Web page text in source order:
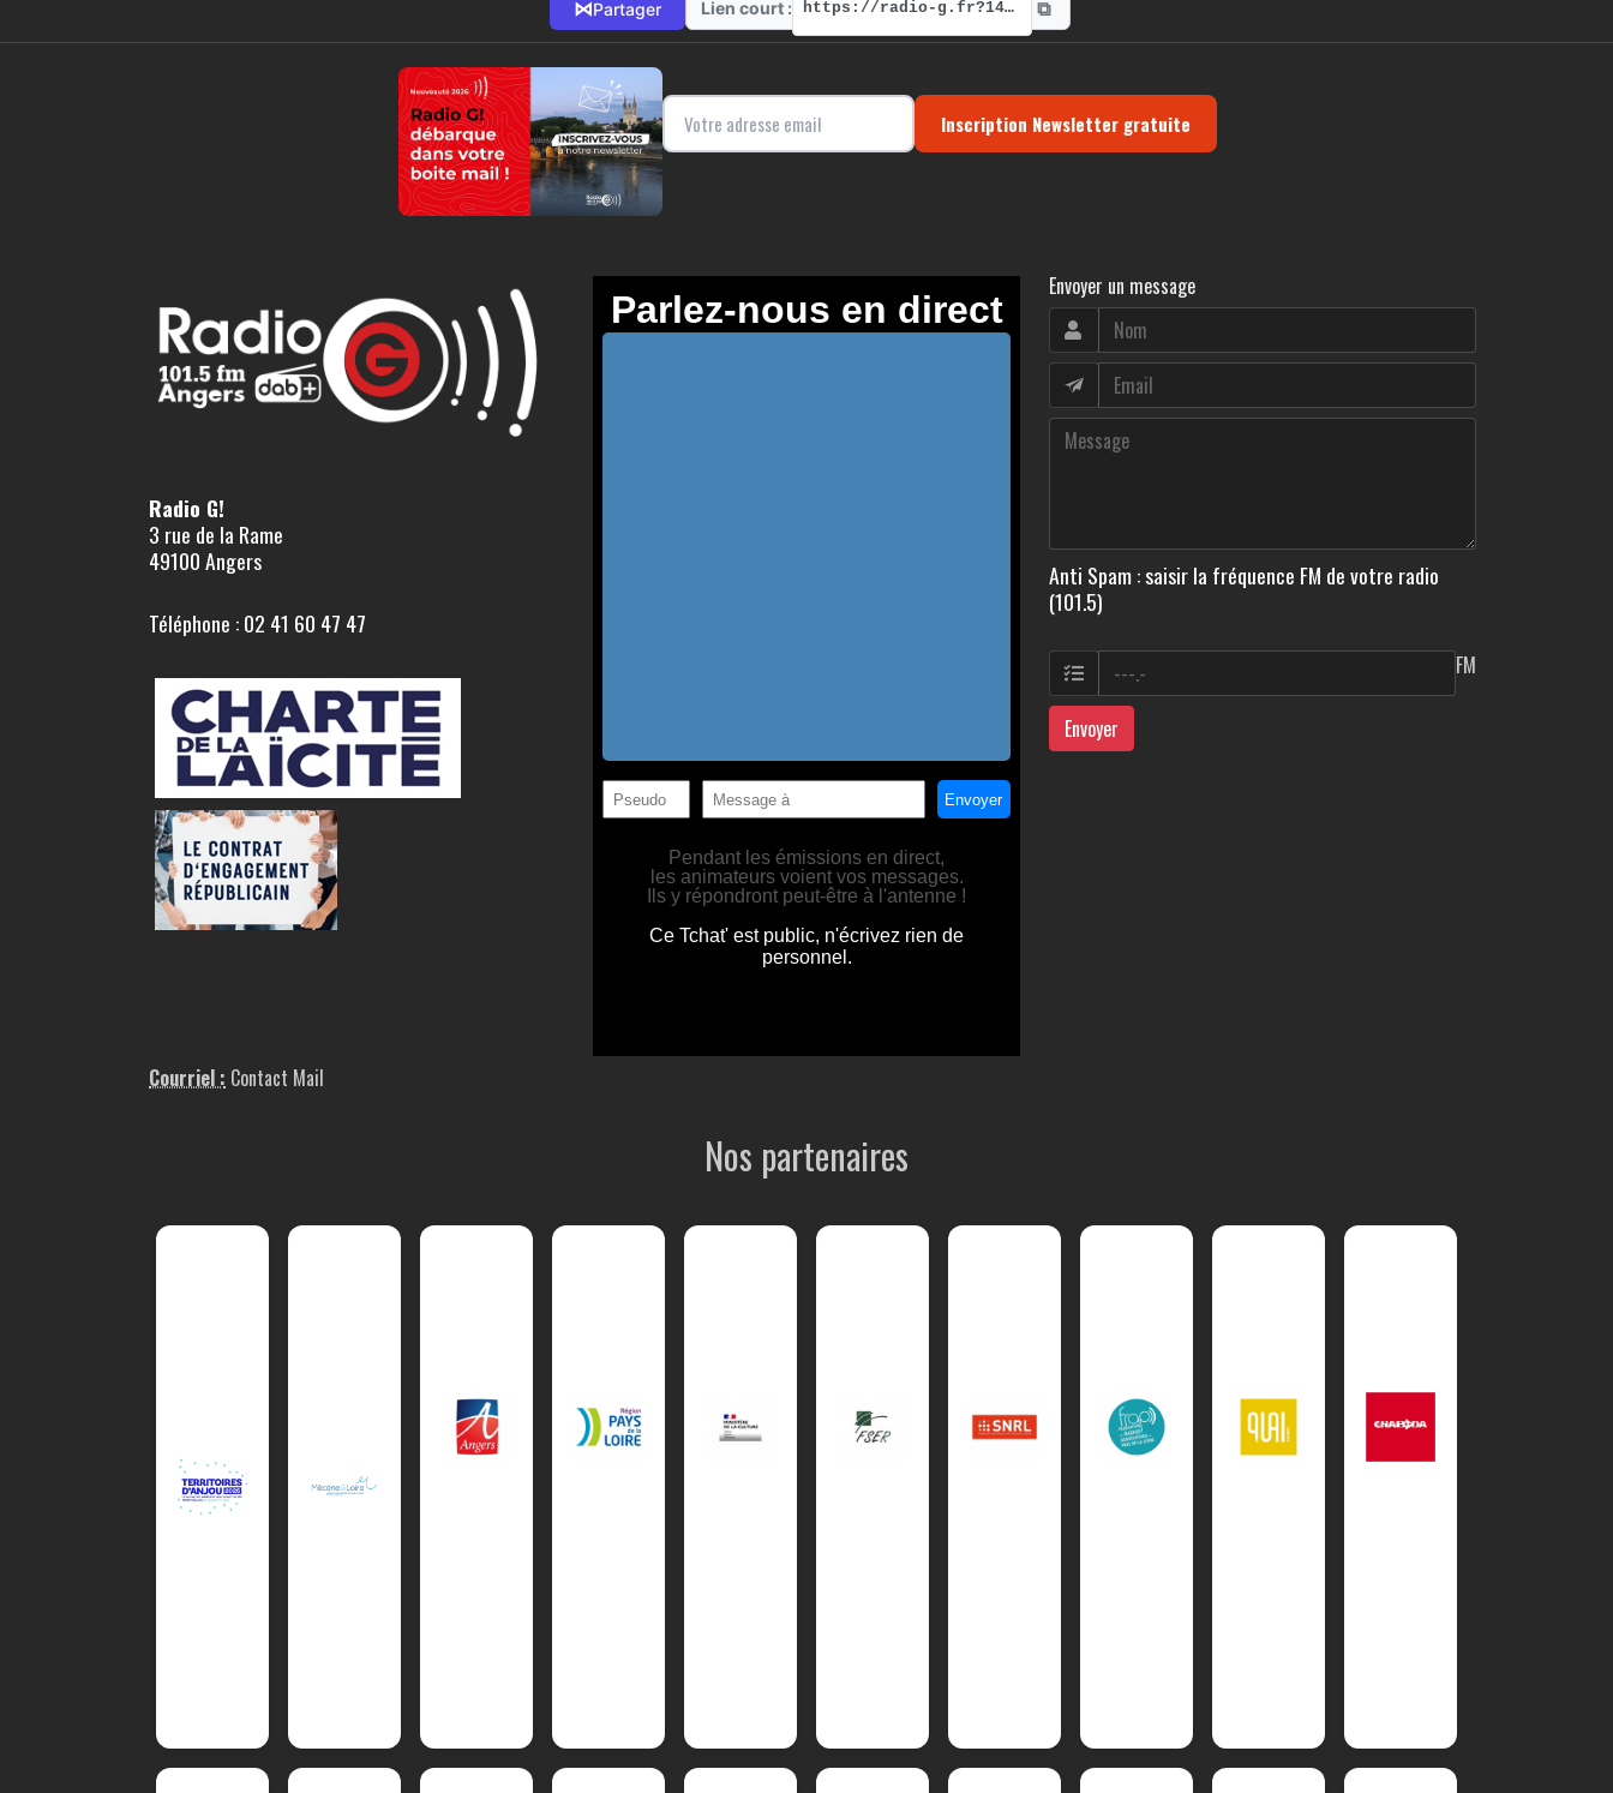
⋈Partager Lien court : https://radio-g.fr?14548 ⧉
Inscription Newsletter gratuite
Radio G!
3 rue de la Rame
49100 Angers
Téléphone : 02 41 60 47 47
Courriel : Contact Mail
Envoyer un message
Anti Spam : saisir la fréquence FM de votre radio
(101.5)
FM
Envoyer
Nos partenaires